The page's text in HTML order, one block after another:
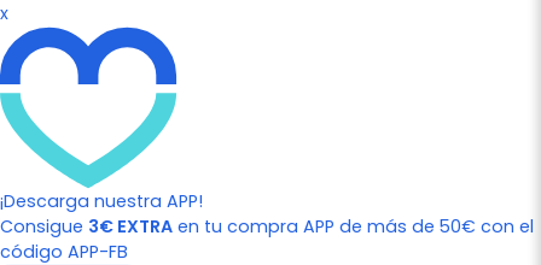
x
¡Descarga nuestra APP!
Consigue 3€ EXTRA en tu compra APP de más de 50€ con el
código APP-FB